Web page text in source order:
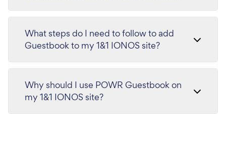
What steps do I need to follow to add
Guestbook to my 1&1 IONOS site?
Why should I use POWR Guestbook on
my 1&1 IONOS site?